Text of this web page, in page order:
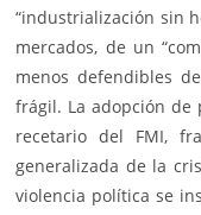
“industrialización sin
mercados, de un
menos defendibles
frágil. La adopción de
recetario del FMI,
generalizada de la
violencia política se